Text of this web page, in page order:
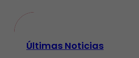
Últimas Noticias